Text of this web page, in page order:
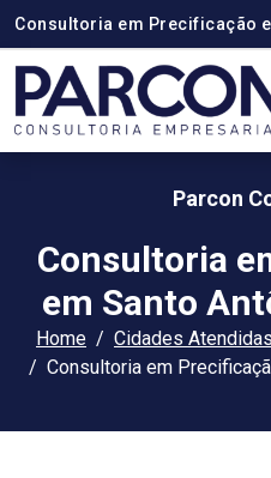
Consultoria em Precificação
Parcon
Consultoria
em Santo
Home Cidades Atendidas
Consultoria em